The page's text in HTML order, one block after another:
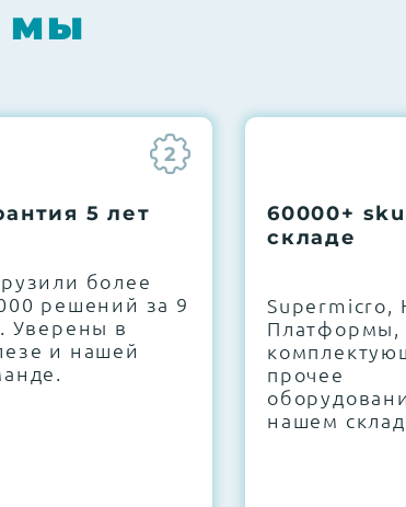
нагрузкой в течение 72 часов для
мы
2
5 лет
более
решений за 9
Уверены в
и нашей
60000+
складе
Supermicro,
Платформы,
прочее
нашем